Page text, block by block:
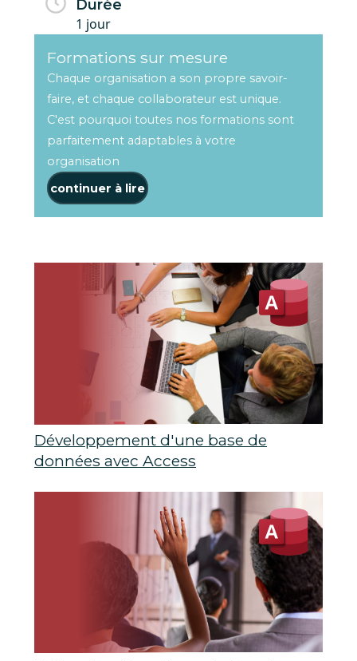
Durée
1 jour
Formations sur mesure
Chaque organisation a son propre savoir-
faire, et chaque collaborateur est unique.
C'est pourquoi toutes nos formations sont
parfaitement adaptables à votre
organisation
continuer à lire
Développement d'une base de
données avec Access